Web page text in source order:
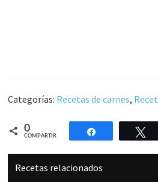
Categorías: Recetas de carnes,
0
COMPARTIR
Compartir
Recetas relacionados